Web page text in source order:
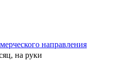
направления
на руки